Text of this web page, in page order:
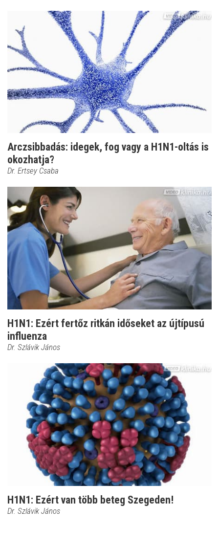
Arczsibbadás: idegek, fog vagy a H1N1-oltás is
okozhatja?
Dr. Ertsey Csaba
H1N1: Ezért fertőz ritkán időseket az újtípusú
influenza
Dr. Szlávik János
H1N1: Ezért van több beteg Szegeden!
Dr. Szlávik János